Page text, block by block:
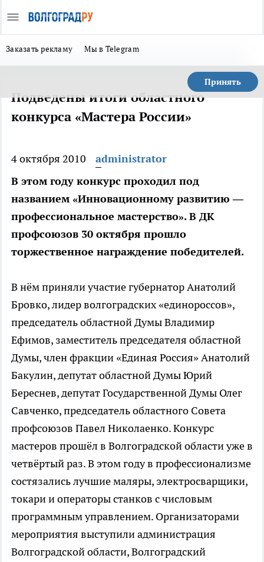
Заказать рекламу Мы в Telegram
Принять
Подведены итоги областного
конкурса «Мастера России»
4 октября 2010
administrator
В этом году конкурс проходил под
названием «Инновационному развитию —
профессиональное мастерство». В ДК
профсоюзов 30 октября прошло
торжественное награждение победителей.
В нём приняли участие губернатор Анатолий
Бровко, лидер волгоградских «единороссов»,
председатель областной Думы Владимир
Ефимов, заместитель председателя областной
Думы, член фракции «Единая Россия» Анатолий
Бакулин, депутат областной Думы Юрий
Береснев, депутат Государственной Думы Олег
Савченко, председатель областного Совета
профсоюзов Павел Николаенко. Конкурс
мастеров прошёл в Волгоградской области уже в
четвёртый раз. В этом году в профессионализме
состязались лучшие маляры, электросварщики,
токари и операторы станков с числовым
программным управлением. Организаторами
мероприятия выступили администрация
Волгоградской области, Волгоградский